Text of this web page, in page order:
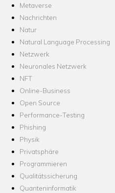
Metaverse
Nachrichten
Natur
Natural Language Processing
Netzwerk
Neuronales Netzwerk
NFT
Online-Business
Open Source
Performance-Testing
Phishing
Physik
Privatsphäre
Programmieren
Qualitätssicherung
Quanteninformatik